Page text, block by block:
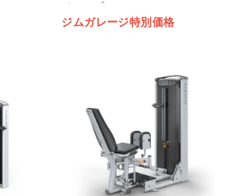
イセップ
ジムガレージ特別価格